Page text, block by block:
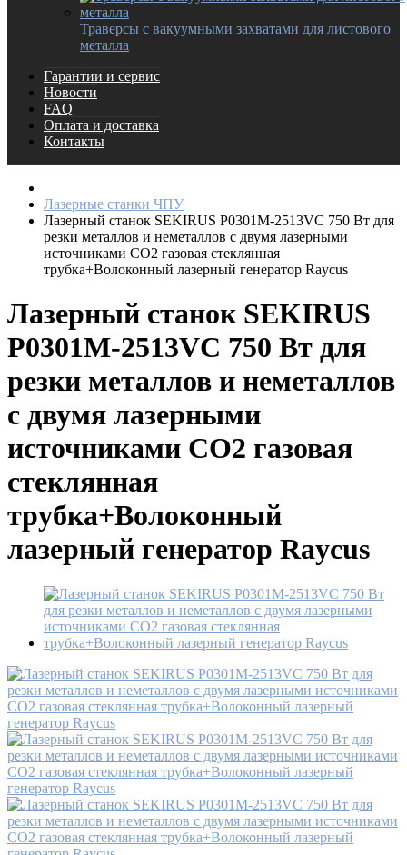
Траверсы с вакуумными захватами для листового
металла
Гарантии и сервис
Новости
FAQ
Оплата и доставка
Контакты
Лазерные станки ЧПУ
Лазерный станок SEKIRUS P0301M-2513VC 750 Вт для
резки металлов и неметаллов с двумя лазерными
источниками СO2 газовая стеклянная
трубка+Волоконный лазерный генератор Raycus
Лазерный станок SEKIRUS
P0301M-2513VC 750 Вт для
резки металлов и неметаллов
с двумя лазерными
источниками СO2 газовая
стеклянная
трубка+Волоконный
лазерный генератор Raycus